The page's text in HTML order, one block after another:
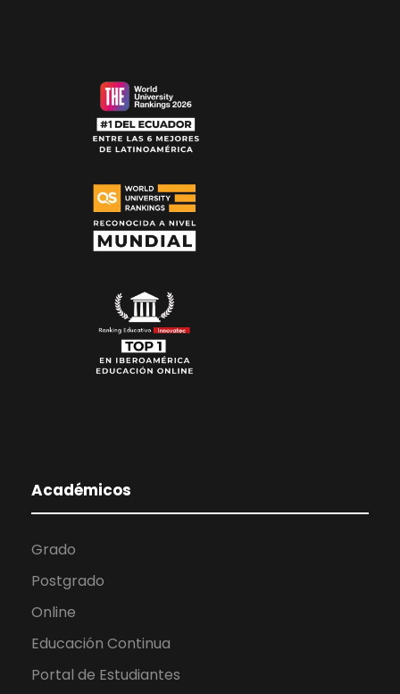
Académicos
Grado
Postgrado
Online
Educación Continua
Portal de Estudiantes